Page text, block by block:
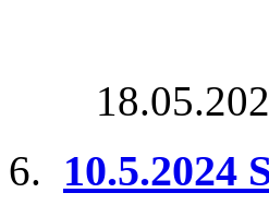
10.5.2024